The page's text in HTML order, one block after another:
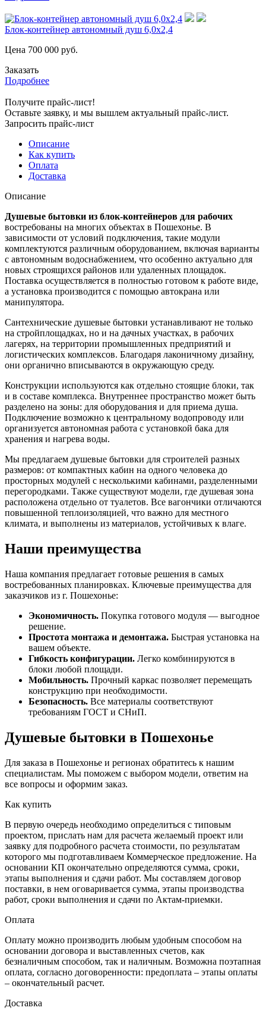
Блок-контейнер автономный душ 6,0х2,4
Цена 700 000 руб.
Заказать
Подробнее
Получите прайс-лист!
Оставьте заявку, и мы вышлем актуальный прайс-лист.
Запросить прайс-лист
Описание
Как купить
Оплата
Доставка
Описание
Душевые бытовки из блок-контейнеров для рабочих
востребованы на многих объектах в Пошехонье. В
зависимости от условий подключения, такие модули
комплектуются различным оборудованием, включая варианты
с автономным водоснабжением, что особенно актуально для
новых строящихся районов или удаленных площадок.
Поставка осуществляется в полностью готовом к работе виде,
а установка производится с помощью автокрана или
манипулятора.
Сантехнические душевые бытовки устанавливают не только
на стройплощадках, но и на дачных участках, в рабочих
лагерях, на территории промышленных предприятий и
логистических комплексов. Благодаря лаконичному дизайну,
они органично вписываются в окружающую среду.
Конструкции используются как отдельно стоящие блоки, так
и в составе комплекса. Внутреннее пространство может быть
разделено на зоны: для оборудования и для приема душа.
Подключение возможно к центральному водопроводу или
организуется автономная работа с установкой бака для
хранения и нагрева воды.
Мы предлагаем душевые бытовки для строителей разных
размеров: от компактных кабин на одного человека до
просторных модулей с несколькими кабинами, разделенными
перегородками. Также существуют модели, где душевая зона
расположена отдельно от туалетов. Все вагончики отличаются
повышенной теплоизоляцией, что важно для местного
климата, и выполнены из материалов, устойчивых к влаге.
Наши преимущества
Наша компания предлагает готовые решения в самых
востребованных планировках. Ключевые преимущества для
заказчиков из г. Пошехонье:
Экономичность. Покупка готового модуля — выгодное
решение.
Простота монтажа и демонтажа. Быстрая установка на
вашем объекте.
Гибкость конфигурации. Легко комбинируются в
блоки любой площади.
Мобильность. Прочный каркас позволяет перемещать
конструкцию при необходимости.
Безопасность. Все материалы соответствуют
требованиям ГОСТ и СНиП.
Душевые бытовки в Пошехонье
Для заказа в Пошехонье и регионах обратитесь к нашим
специалистам. Мы поможем с выбором модели, ответим на
все вопросы и оформим заказ.
Как купить
В первую очередь необходимо определиться с типовым
проектом, прислать нам для расчета желаемый проект или
заявку для подробного расчета стоимости, по результатам
которого мы подготавливаем Коммерческое предложение. На
основании КП окончательно определяются сумма, сроки,
этапы выполнения и сдачи работ. Мы составляем договор
поставки, в нем оговаривается сумма, этапы производства
работ, сроки выполнения и сдачи по Актам-приемки.
Оплата
Оплату можно производить любым удобным способом на
основании договора и выставленных счетов, как
безналичным способом, так и наличным. Возможна поэтапная
оплата, согласно договоренности: предоплата – этапы оплаты
– окончательный расчет.
Доставка